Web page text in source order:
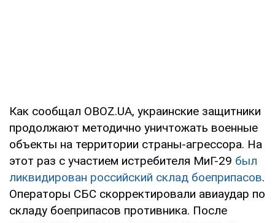
Как сообщал OBOZ.UA, украинские защитники
продолжают методично уничтожать военные
объекты на территории страны-агрессора. На
этот раз с участием истребителя МиГ-29 был
ликвидирован российский склад боеприпасов.
Операторы СБС скорректировали авиаудар по
складу боеприпасов противника. После